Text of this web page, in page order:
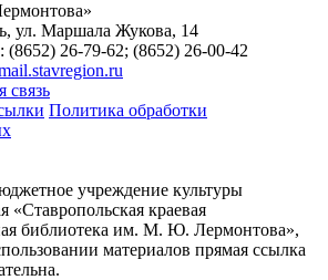
ул. Маршала Жукова, 14
(8652) 26-79-62; (8652) 26-00-42
связь
Политика обработки
учреждение культуры
«Ставропольская краевая
библиотека им. М. Ю. Лермонтова»,
материалов прямая ссылка